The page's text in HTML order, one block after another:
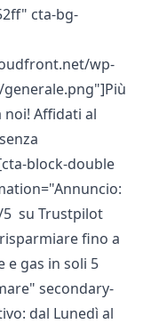
cta-bg-
wp-
Affidati al
block-double
5 su Trustpilot
fino a
e gas in soli 5
secondary-
dal Lunedì al